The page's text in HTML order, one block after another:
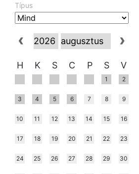
Típus
H K S C P S V
1 2
3 4 5 6 7 8 9
10 11 12 13 14 15 16
17 18 19 20 21 22 23
24 25 26 27 28 29 30